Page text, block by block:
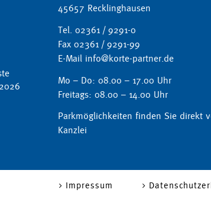
45657 Recklinghausen
Tel. 02361 / 9291-0
Fax 02361 / 9291-99
E-Mail info@korte-partner.de
Mo – Do: 08.00 – 17.00 Uhr
Freitags: 08.00 – 14.00 Uhr
Parkmöglichkeiten finden Sie direkt
Kanzlei
Impressum